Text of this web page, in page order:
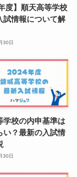
度】順天高等学校
試情報について解
30日
学校の内申基準は
い？最新の入試情
30日